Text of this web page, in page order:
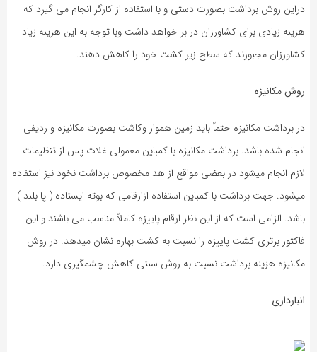
دراین روش برداشت بصورت دستی و با استفاده از کارگر انجام می گیرد که
هزینه زیادی برای کشاورزان در بر خواهد داشت وبا توجه به این هزینه زیاد
کشاورزان مجبورند که سطح زیر کشت خود را کاهش دهند.
روش مکانیزه
در برداشت مکانیزه حتماً باید زمین هموار وکاشت بصورت مکانیزه و ردیفی
انجام شده باشد. برداشت مکانیزه با کمباین معمولی غلات پس از تنظیمات
لازم انجام میشود در بعضی مواقع از هد مخصوص برداشت نخود نیز استفاده
میشود. جهت برداشت با کمباین استفاده ازارقامی که بوته ایستاده ( پا بلند )
باشد. الزامی است که از این نظر ارقام پاییزه کاملاً مناسب می باشند و این
فاکتور برتری کشت پاییزه را نسبت به کشت بهاره نشان میدهد. در روش
مکانیزه هزینه برداشت نسبت به روش سنتی کاهش چشمگیری دارد.
انبارداری